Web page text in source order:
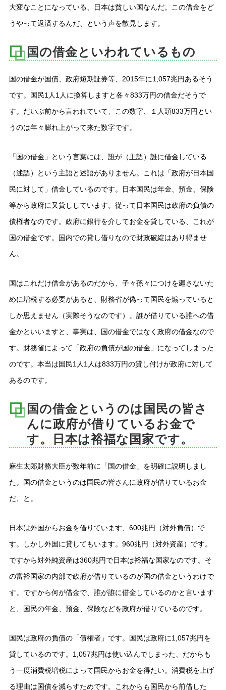
大変なことになっている、日本は貧しい国なんだ。この借金をど
うやって返済するんだ、という声を散見します。
国の借金といわれているもの
国の借金が国債、政府短期証券等、2015年に1,057兆円あるそう
です。国民1人1人に換算しますと各々833万円の借金だそうで
す。だいぶ前から言われていて、この数字、１人頭833万円とい
うのは年々膨れ上がって来た数字です。
「国の借金」という言葉には、誰が（主語）誰に借金している
（述語）という主語と述語がありません。これは「政府が日本国
民に対して」借金しているのです。日本国民は年金、預金、保険
等から政府に又貸ししています。従って日本国民は政府の負債の
債権者なのです。政府に銀行を介してお金を貸している、これが
国の借金です。国内での貸し借りなので財政破綻はあり得ませ
ん。
国はこれだけ借金があるのだから、子々孫々につけを廻さないた
めに増税する必要があると、財務省が偽って国民を煽っていると
しか思えません（実際そうなのです）。誰が借りている誰への借
金かといいますと、事実は、国の借金ではなく政府の借金なので
す。財務省によって「政府の負債が国の借金」になってしまった
のです。本当は国民1人1人は833万円の貸し付けが政府に対して
あるのです。
国の借金というのは国民の皆さ
んに政府が借りているお金で
す。日本は裕福な国家です。
麻生太郎財務大臣が数年前に「国の借金」を明確に説明しまし
た。国の借金というのは国民の皆さんに政府が借りているお金
だ、と。
日本は外国からお金を借りています、600兆円（対外負債）で
す。しかし外国に貸してもいます。960兆円（対外資産）です。
ですから対外純資産は360兆円で日本は裕福な国家なのです。そ
の富裕国家の内部で政府が借りているのが国の借金というわけで
す。ですから何が借金で、誰が誰に借金しているのかと言います
と、国民の年金、預金、保険などを政府が借りているのです。
国民は政府の負債の「債権者」です。国民は政府に1,057兆円を
貸しているのです。1,057兆円は使い込んでしまった、だからも
う一度消費税増税によって国民からお金を得たい。消費税を上げ
る理由は国債を減らすためです。これからも国民から前借した